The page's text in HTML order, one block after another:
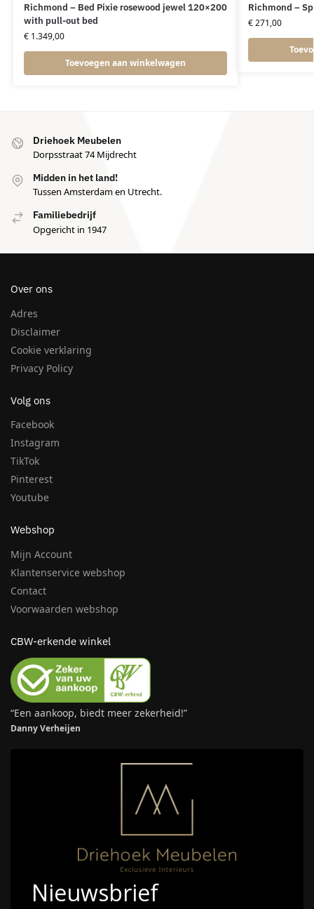
Richmond – Bed Pixie rosewood jewel 120×200
with pull-out bed
€1.349,00
Toevoegen aan winkelwagen
Richmond –
€271,00
Driehoek Meubelen
Dorpsstraat 74 Mijdrecht
Midden in het land!
Tussen Amsterdam en Utrecht.
Familiebedrijf
Opgericht in 1947
Over ons
Adres
Disclaimer
Cookie verklaring
Privacy Policy
Volg ons
Facebook
Instagram
TikTok
Pinterest
Youtube
Webshop
Mijn Account
Klantenservice webshop
Contact
Voorwaarden webshop
CBW-erkende winkel
“Een aankoop, biedt meer zekerheid!”
Danny Verheijen
Nieuwsbrief